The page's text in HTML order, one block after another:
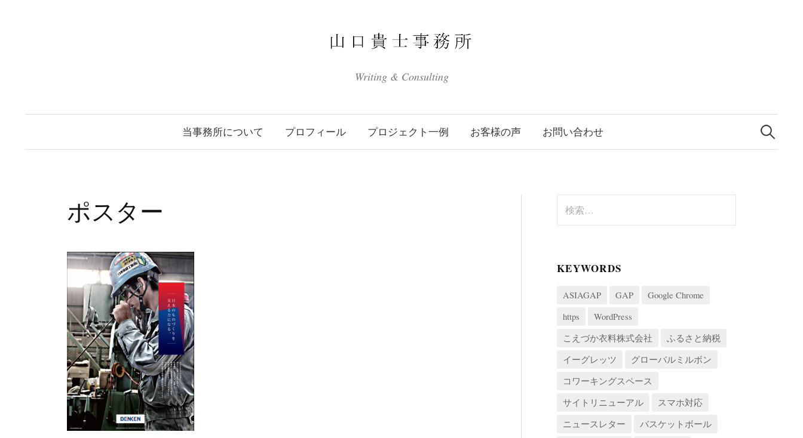
ス
ッ
Writing & Consulting
当事務所について プロフィール プロジェクト一例 お客様の声 お問い合わせ
検
索:
ポスター
索:
KEYWORDS
ASIAGAP GAP
Google Chrome
https
WordPress
こえづか衣料株式会社
ふるさと納税
イーグレッツ
グローバルミルボン
コワーキングスペース
サイトリニューアル
スマホ対応
ニュースレター
バスケットボール